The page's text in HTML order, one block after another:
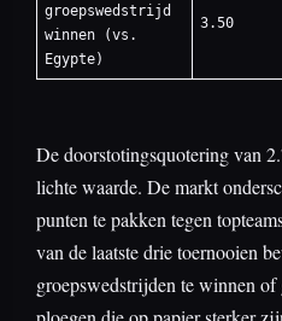
groepswedstrijd
winnen (vs.
Egypte)
3.50
De doorstotingsquotering van
lichte waarde. De markt
punten te pakken tegen
van de laatste drie toernooien
groepswedstrijden te winnen of